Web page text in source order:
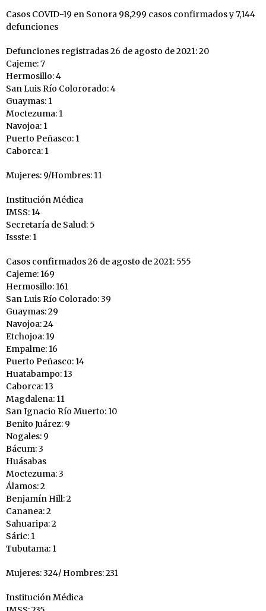
Casos COVID-19 en Sonora 98,299 casos confirmados y 7,144
defunciones
Defunciones registradas 26 de agosto de 2021: 20
Cajeme: 7
Hermosillo: 4
San Luis Río Colororado: 4
Guaymas: 1
Moctezuma: 1
Navojoa: 1
Puerto Peñasco: 1
Caborca: 1
Mujeres: 9/Hombres: 11
Institución Médica
IMSS: 14
Secretaría de Salud: 5
Issste: 1
Casos confirmados 26 de agosto de 2021: 555
Cajeme: 169
Hermosillo: 161
San Luis Río Colorado: 39
Guaymas: 29
Navojoa: 24
Etchojoa: 19
Empalme: 16
Puerto Peñasco: 14
Huatabampo: 13
Caborca: 13
Magdalena: 11
San Ignacio Río Muerto: 10
Benito Juárez: 9
Nogales: 9
Bácum: 3
Huásabas
Moctezuma: 3
Álamos: 2
Benjamín Hill: 2
Cananea: 2
Sahuaripa: 2
Sáric: 1
Tubutama: 1
Mujeres: 324/ Hombres: 231
Institución Médica